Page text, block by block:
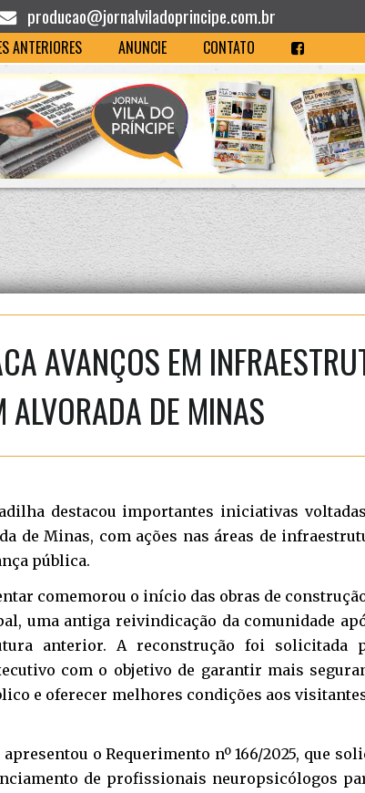
producao@jornalviladoprincipe.com.br
ANTERIORES ANUNCIE CONTATO
AVANÇOS EM
ALVORADA DE MINAS
destacou importantes iniciativas
de Minas, com ações nas áreas de
pública.
comemorou o início das obras de
uma antiga reivindicação da comunidade
anterior. A reconstrução foi solicitada
com o objetivo de garantir mais
e oferecer melhores condições aos
apresentou o Requerimento nº 166/2025, que
de profissionais neuropsicólogos